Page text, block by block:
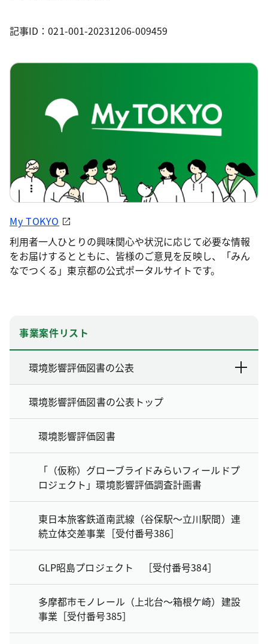
記事ID：021-001-20231206-009459
My TOKYO
利用者一人ひとりの興味関心や状況に応じて必要な情報
をお届けするとともに、皆様のご意見を反映し、「みん
なでつくる」東京都の公式ポータルサイトです。
事業案件リスト
環境影響評価図書の公表
環境影響評価図書の公表トップ
環境影響評価図書
「（仮称）グローブライドみらいフィールドプ
ロジェクト」環境影響評価調査計画書
東日本旅客鉄道南武線（谷保駅～立川駅間）連
続立体交差事業［受付番号386］
GLP昭島プロジェクト ［受付番号384］
多摩都市モノレール（上北台～箱根ケ崎）建設
事業［受付番号385］